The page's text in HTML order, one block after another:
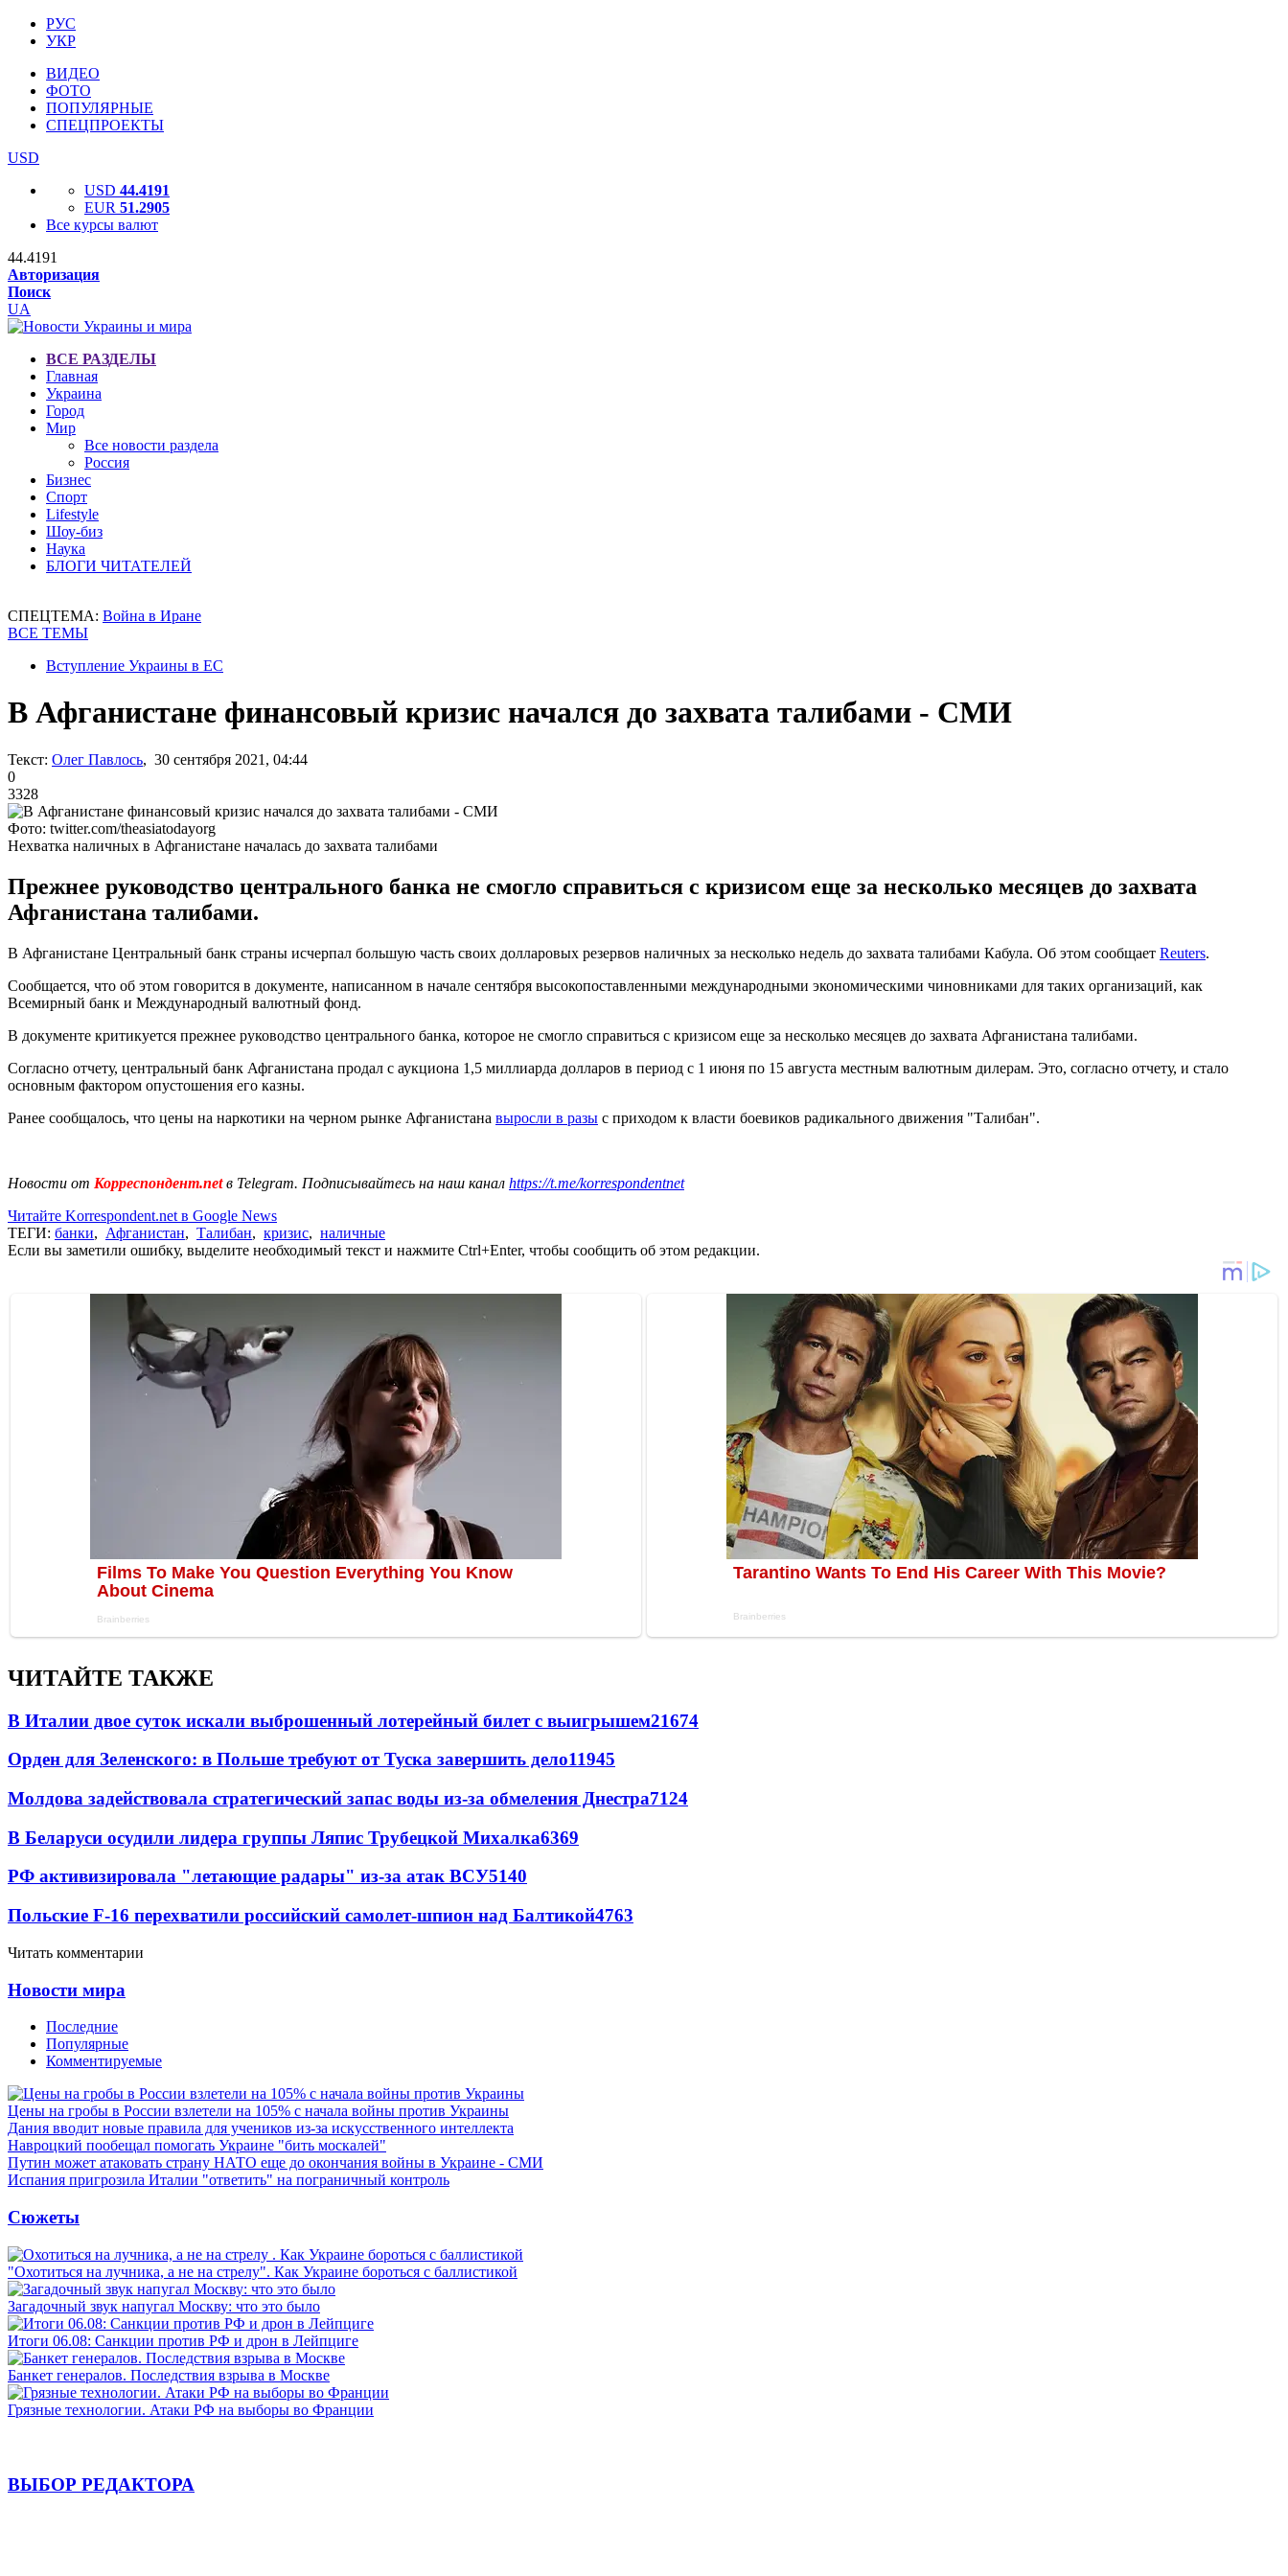
РУС
УКР
ВИДЕО
ФОТО
ПОПУЛЯРНЫЕ
СПЕЦПРОЕКТЫ
USD
USD 44.4191
EUR 51.2905
Все курсы валют
44.4191
Авторизация
Поиск
UA
ВСЕ РАЗДЕЛЫ
Главная
Украина
Город
Мир
Все новости раздела
Россия
Бизнес
Спорт
Lifestyle
Шоу-биз
Наука
БЛОГИ ЧИТАТЕЛЕЙ
СПЕЦТЕМА: Война в Иране
ВСЕ ТЕМЫ
Вступление Украины в ЕС
В Афганистане финансовый кризис начался до захвата талибами - СМИ
Текст: Олег Павлось, 30 сентября 2021, 04:44
0
3328
Фото: twitter.com/theasiatodayorg
Нехватка наличных в Афганистане началась до захвата талибами
Прежнее руководство центрального банка не смогло справиться с кризисом еще за несколько месяцев до захвата
Афганистана талибами.
В Афганистане Центральный банк страны исчерпал большую часть своих долларовых резервов наличных за несколько недель до захвата талибами Кабула. Об этом сообщает Reuters.
Сообщается, что об этом говорится в документе, написанном в начале сентября высокопоставленными международными экономическими чиновниками для таких организаций, как
Всемирный банк и Международный валютный фонд.
В документе критикуется прежнее руководство центрального банка, которое не смогло справиться с кризисом еще за несколько месяцев до захвата Афганистана талибами.
Согласно отчету, центральный банк Афганистана продал с аукциона 1,5 миллиарда долларов в период с 1 июня по 15 августа местным валютным дилерам. Это, согласно отчету, и стало
основным фактором опустошения его казны.
Ранее сообщалось, что цены на наркотики на черном рынке Афганистана выросли в разы с приходом к власти боевиков радикального движения "Талибан".
Новости от Корреспондент.netв Telegram. Подписывайтесь на наш канал https://t.me/korrespondentnet
Читайте Korrespondent.net в Google News
ТЕГИ: банки, Афганистан, Талибан, кризис, наличные
Если вы заметили ошибку, выделите необходимый текст и нажмите Ctrl+Enter, чтобы сообщить об этом редакции.
ЧИТАЙТЕ ТАКЖЕ
В Италии двое суток искали выброшенный лотерейный билет с выигрышем21674
Орден для Зеленского: в Польше требуют от Туска завершить дело11945
Молдова задействовала стратегический запас воды из-за обмеления Днестра7124
В Беларуси осудили лидера группы Ляпис Трубецкой Михалка6369
РФ активизировала "летающие радары" из-за атак ВСУ5140
Польские F-16 перехватили российский самолет-шпион над Балтикой4763
Читать комментарии
Новости мира
Последние
Популярные
Комментируемые
Цены на гробы в России взлетели на 105% с начала войны против Украины
Дания вводит новые правила для учеников из-за искусственного интеллекта
Навроцкий пообещал помогать Украине "бить москалей"
Путин может атаковать страну НАТО еще до окончания войны в Украине - СМИ
Испания пригрозила Италии "ответить" на пограничный контроль
Сюжеты
"Охотиться на лучника, а не на стрелу". Как Украине бороться с баллистикой
Загадочный звук напугал Москву: что это было
Итоги 06.08: Санкции против РФ и дрон в Лейпциге
Банкет генералов. Последствия взрыва в Москве
Грязные технологии. Атаки РФ на выборы во Франции
ВЫБОР РЕДАКТОРА